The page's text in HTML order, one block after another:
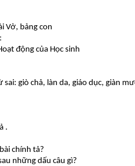
Vở, bảng con
động của Học sinh
sai: giò chả, làn da, giáo dục, giàn
.
chính tả?
những dấu câu gì?